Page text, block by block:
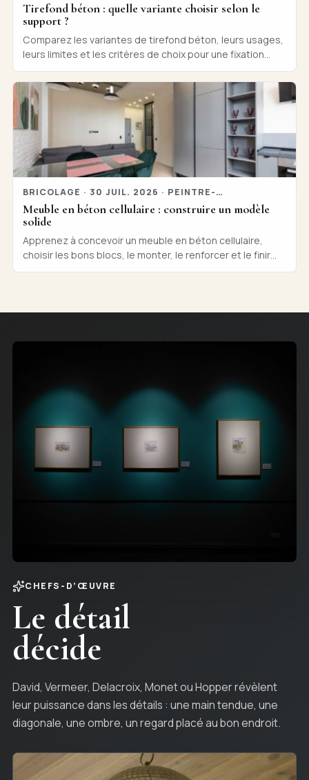
Tirefond béton : quelle variante choisir selon le
support ?
Comparez les variantes de tirefond béton, leurs usages,
leurs limites et les critères de choix pour une fixation
adaptée au support, concrètement.
BRICOLAGE · 30 JUIL. 2026 · PEINTRE-
ANALYSE.COM
Meuble en béton cellulaire : construire un modèle
solide
Apprenez à concevoir un meuble en béton cellulaire,
choisir les bons blocs, le monter, le renforcer et le finir
proprement pour la maison, simplement.
CHEFS-D’ŒUVRE
Le détail
décide
David, Vermeer, Delacroix, Monet ou Hopper révèlent
leur puissance dans les détails : une main tendue, une
diagonale, une ombre, un regard placé au bon endroit.